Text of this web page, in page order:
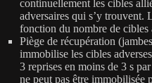
continuellement les cibles
adversaires qui s’y trouvent.
fonction du nombre de cibles
Piège de récupération
immobilise les cibles
3 reprises en moins de 3 s
ne peut pas être immobilisée